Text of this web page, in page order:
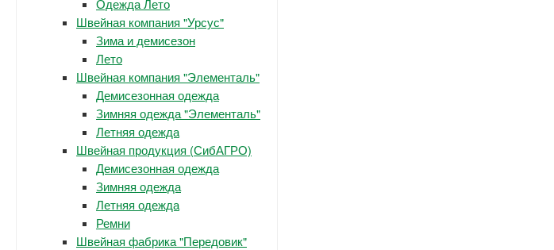
Одежда Лето
Швейная компания "Урсус"
Зима и демисезон
Лето
Швейная компания "Элементаль"
Демисезонная одежда
Зимняя одежда "Элементаль"
Летняя одежда
Швейная продукция (СибАГРО)
Демисезонная одежда
Зимняя одежда
Летняя одежда
Ремни
Швейная фабрика "Передовик"